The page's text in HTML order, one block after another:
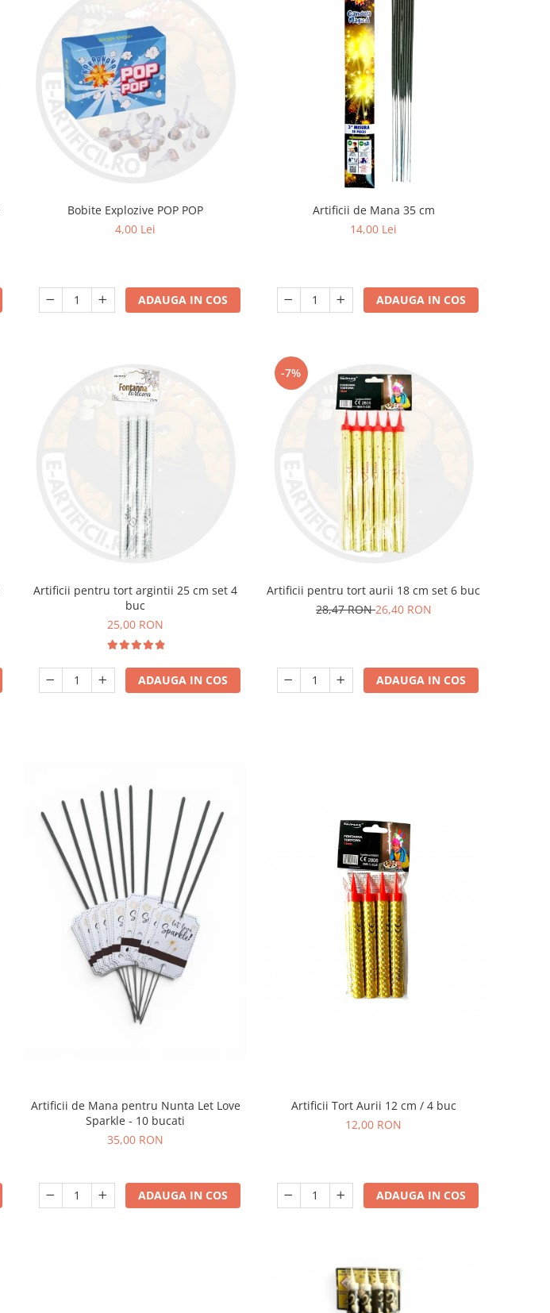
Bobite Explozive POP POP
4,00 Lei
ADAUGA IN COS
Artificii de Mana 35 cm
14,00 Lei
ADAUGA IN COS
Artificii pentru tort argintii 25 cm set 4
buc
25,00 RON
ADAUGA IN COS
-7%
Artificii pentru tort aurii 18 cm set 6 buc
28,47 RON26,40 RON
ADAUGA IN COS
Artificii de Mana pentru Nunta Let Love
Sparkle - 10 bucati
35,00 RON
ADAUGA IN COS
Artificii Tort Aurii 12 cm / 4 buc
12,00 RON
ADAUGA IN COS